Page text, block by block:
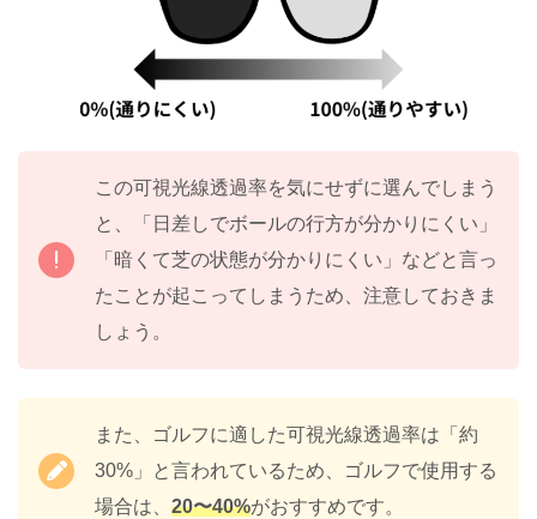
この可視光線透過率を気にせずに選んでしまう
と、「日差しでボールの行方が分かりにくい」
「暗くて芝の状態が分かりにくい」などと言っ
たことが起こってしまうため、注意しておきま
しょう。
また、ゴルフに適した可視光線透過率は「約
30%」と言われているため、ゴルフで使用する
場合は、 20〜40%がおすすめです。